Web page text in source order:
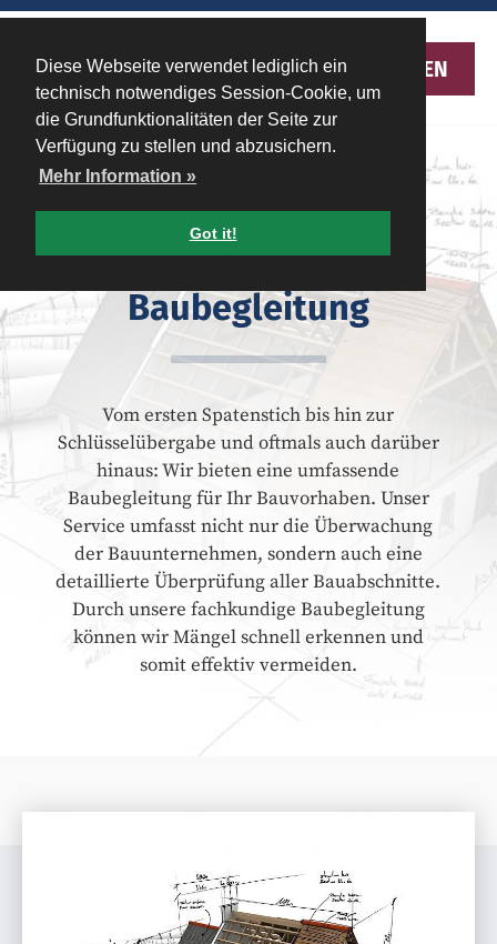
Diese Webseite verwendet lediglich ein
technisch notwendiges Session-Cookie, um
die Grundfunktionalitäten der Seite zur
Verfügung zu stellen und abzusichern.
Mehr Information »
Got it!
MENU
DESAG
qualitätssichernde
Baubegleitung
Vom ersten Spatenstich bis hin zur
Schlüsselübergabe und oftmals auch darüber
hinaus: Wir bieten eine umfassende
Baubegleitung für Ihr Bauvorhaben. Unser
Service umfasst nicht nur die Überwachung
der Bauunternehmen, sondern auch eine
detaillierte Überprüfung aller Bauabschnitte.
Durch unsere fachkundige Baubegleitung
können wir Mängel schnell erkennen und
somit effektiv vermeiden.